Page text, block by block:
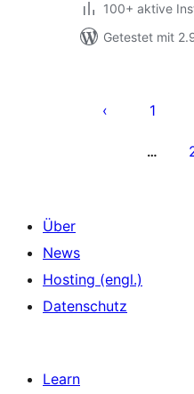
100+ aktive
Getestet mit
der
1
…
Über
News
Hosting (engl.)
Datenschutz
Learn